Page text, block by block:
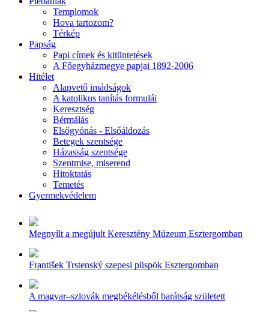
Templomok
Hova tartozom?
Térkép
Papság
Papi címek és kitüntetések
A Főegyházmegye papjai 1892-2006
Hitélet
Alapvető imádságok
A katolikus tanítás formulái
Keresztség
Bérmálás
Elsőgyónás - Elsőáldozás
Betegek szentsége
Házasság szentsége
Szentmise, miserend
Hitoktatás
Temetés
Gyermekvédelem
Megnyílt a megújult Keresztény Múzeum Esztergomban
František Trstenský szepesi püspök Esztergomban
A magyar–szlovák megbékélésből barátság született